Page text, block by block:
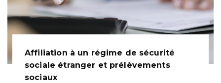
Affiliation à un régime de sécurité
sociale étranger et prélèvements
sociaux